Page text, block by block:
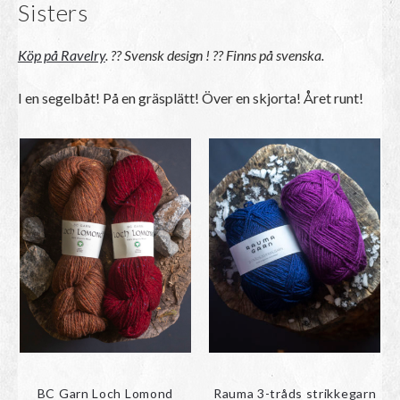
Sisters
Köp på Ravelry. ??Svensk design ! ?? Finns på svenska.
I en segelbåt! På en gräsplätt! Över en skjorta! Året runt!
BC Garn Loch Lomond
Rauma 3-tråds strikkegarn